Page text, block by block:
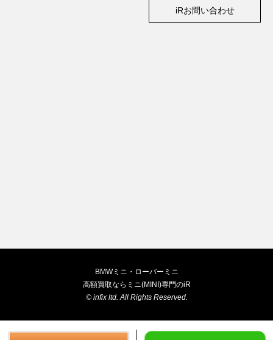
iRお問い合わせ
BMWミニ・ローバーミニ
高額買取ならミニ(MINI)専門のiR
© infix ltd. All Rights Reserved.